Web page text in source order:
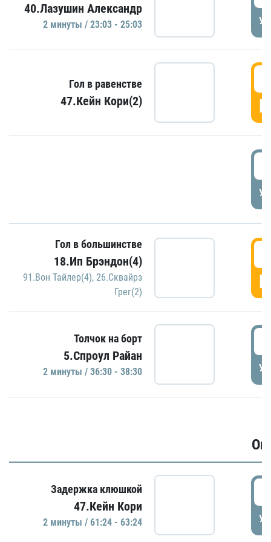
40.Лазушин Александр
2 минуты / 23:03 - 25:03
Гол в равенстве
47.Кейн Кори(2)
Гол в большинстве
18.Ип Брэндон(4)
91.Вон Тайлер(4), 26.Сквайрз
Грег(2)
Толчок на борт
5.Спроул Райан
2 минуты / 36:30 - 38:30
Задержка клюшкой
47.Кейн Кори
2 минуты / 61:24 - 63:24